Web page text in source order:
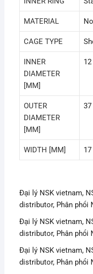
MATERIAL
CAGE TYPE
INNER
DIAMETER
[MM]
12
OUTER
DIAMETER
[MM]
37
WIDTH [MM] 17
Đại lý NSK vietnam,
distributor, Phân phối
Đại lý NSK vietnam,
distributor, Phân phối
Đại lý NSK vietnam,
distributor, Phân phối